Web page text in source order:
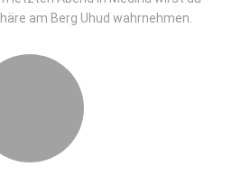
am Berg Uhud wahrnehmen.